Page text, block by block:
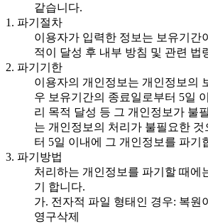
같습니다.
1. 파기절차
이용자가 입력한 정보는 보유기간
적이 달성 후 내부 방침 및 관련 법
2. 파기기한
이용자의 개인정보는 개인정보의
우 보유기간의 종료일로부터 5일
리 목적 달성 등 그 개인정보가 불
는 개인정보의 처리가 불필요한
터 5일 이내에 그 개인정보를 파기
3. 파기방법
처리하는 개인정보를 파기할 때에
기 합니다.
가. 전자적 파일 형태인 경우: 복원
영구삭제